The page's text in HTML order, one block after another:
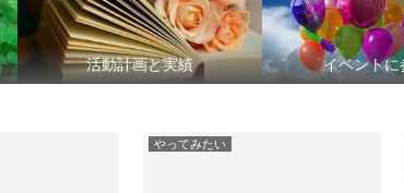
活動計画と実績 イベントに
やってみたい